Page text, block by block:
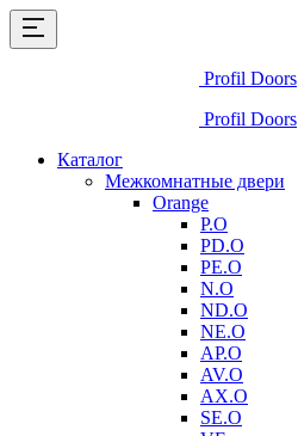
Profil Doors
Profil Doors
Каталог
Межкомнатные двери
Orange
P.O
PD.O
PE.O
N.O
ND.O
NE.O
AP.O
AV.O
AX.O
SE.O